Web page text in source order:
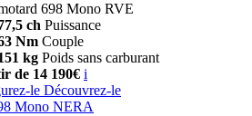
698 Mono RVE
ch Puissance
Nm Couple
kg Poids sans carburant
de 14 190€ i
le Découvrez-le
Mono NERA